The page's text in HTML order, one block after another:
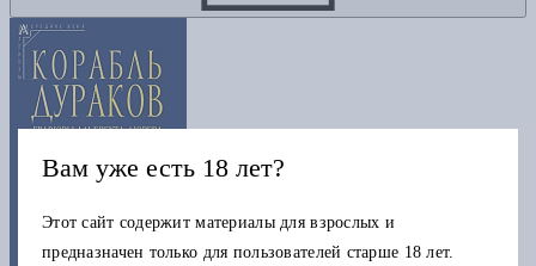
Вам уже есть 18 лет?
Этот сайт содержит материалы для взрослых и
предназначен только для пользователей старше 18 лет.